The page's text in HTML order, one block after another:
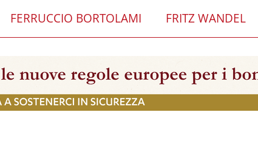
FERRUCCIO BORTOLAMI FRITZ WANDEL